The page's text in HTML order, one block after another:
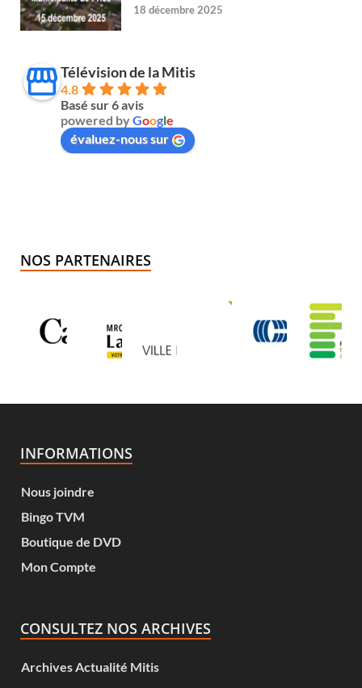
18 décembre 2025
Télévision de la Mitis
4.8
Basé sur 6 avis
powered byGoogle
évaluez-nous sur
NOS PARTENAIRES
INFORMATIONS
Nous joindre
Bingo TVM
Boutique de DVD
Mon Compte
CONSULTEZ NOS ARCHIVES
Archives Actualité Mitis